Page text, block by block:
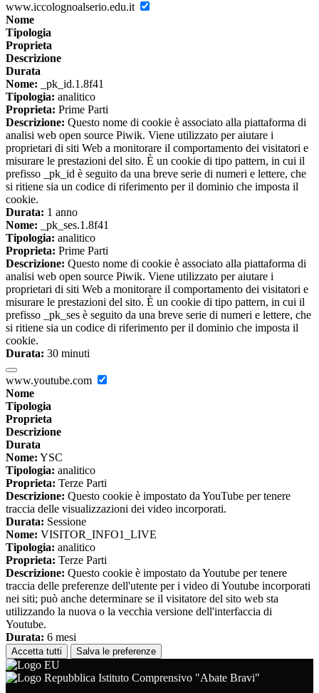
www.iccolognoalserio.edu.it
Nome
Tipologia
Proprieta
Descrizione
Durata
Nome: _pk_id.1.8f41
Tipologia: analitico
Proprieta: Prime Parti
Descrizione: Questo nome di cookie è associato alla piattaforma di
analisi web open source Piwik. Viene utilizzato per aiutare i
proprietari di siti Web a monitorare il comportamento dei visitatori e
misurare le prestazioni del sito. È un cookie di tipo pattern, in cui il
prefisso _pk_id è seguito da una breve serie di numeri e lettere, che
si ritiene sia un codice di riferimento per il dominio che imposta il
cookie.
Durata: 1 anno
Nome: _pk_ses.1.8f41
Tipologia: analitico
Proprieta: Prime Parti
Descrizione: Questo nome di cookie è associato alla piattaforma di
analisi web open source Piwik. Viene utilizzato per aiutare i
proprietari di siti Web a monitorare il comportamento dei visitatori e
misurare le prestazioni del sito. È un cookie di tipo pattern, in cui il
prefisso _pk_ses è seguito da una breve serie di numeri e lettere, che
si ritiene sia un codice di riferimento per il dominio che imposta il
cookie.
Durata: 30 minuti
www.youtube.com
Nome
Tipologia
Proprieta
Descrizione
Durata
Nome: YSC
Tipologia: analitico
Proprieta: Terze Parti
Descrizione: Questo cookie è impostato da YouTube per tenere
traccia delle visualizzazioni dei video incorporati.
Durata: Sessione
Nome: VISITOR_INFO1_LIVE
Tipologia: analitico
Proprieta: Terze Parti
Descrizione: Questo cookie è impostato da Youtube per tenere
traccia delle preferenze dell'utente per i video di Youtube incorporati
nei siti; può anche determinare se il visitatore del sito web sta
utilizzando la nuova o la vecchia versione dell'interfaccia di
Youtube.
Durata: 6 mesi
Accetta tutti Salva le preferenze
Istituto Comprensivo "Abate Bravi"